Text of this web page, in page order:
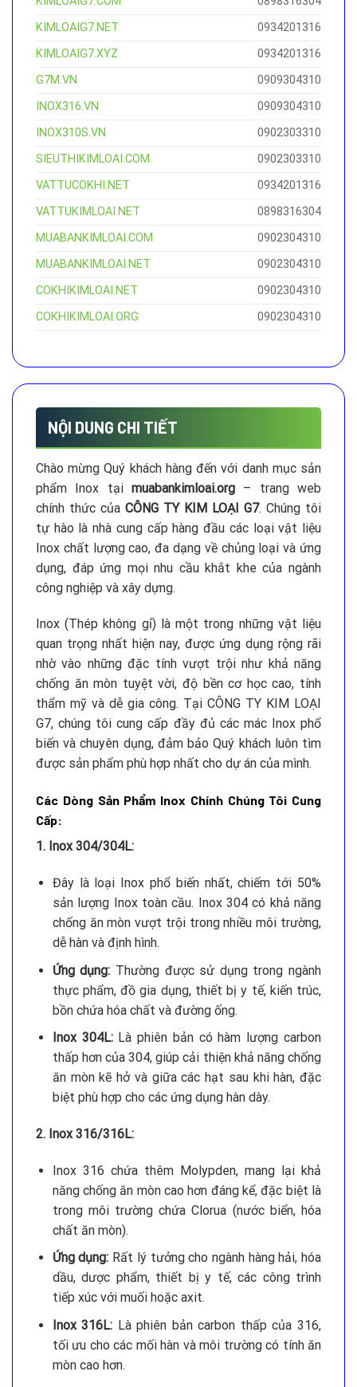
KIMLOAIG7.NET
0934201316
KIMLOAIG7.XYZ
0934201316
G7M.VN
0909304310
INOX316.VN
0909304310
INOX310S.VN
0902303310
SIEUTHIKIMLOAI.COM
0902303310
VATTUCOKHI.NET
0934201316
VATTUKIMLOAI.NET
0898316304
MUABANKIMLOAI.COM
0902304310
MUABANKIMLOAI.NET
0902304310
COKHIKIMLOAI.NET
0902304310
COKHIKIMLOAI.ORG
0902304310
NỘI DUNG CHI TIẾT
Chào mừng Quý khách hàng đến với danh mục sản
phẩm Inox tại muabankimloai.org – trang web
chính thức của CÔNG TY KIM LOẠI G7. Chúng tôi
tự hào là nhà cung cấp hàng đầu các loại vật liệu
Inox chất lượng cao, đa dạng về chủng loại và ứng
dụng, đáp ứng mọi nhu cầu khắt khe của ngành
công nghiệp và xây dựng.
Inox (Thép không gỉ) là một trong những vật liệu
quan trọng nhất hiện nay, được ứng dụng rộng rãi
nhờ vào những đặc tính vượt trội như khả năng
chống ăn mòn tuyệt vời, độ bền cơ học cao, tính
thẩm mỹ và dễ gia công. Tại CÔNG TY KIM LOẠI
G7, chúng tôi cung cấp đầy đủ các mác Inox phổ
biến và chuyên dụng, đảm bảo Quý khách luôn tìm
được sản phẩm phù hợp nhất cho dự án của mình.
Các Dòng Sản Phẩm Inox Chính Chúng Tôi Cung
Cấp:
1. Inox 304/304L:
Đây là loại Inox phổ biến nhất, chiếm tới 50%
sản lượng Inox toàn cầu. Inox 304 có khả năng
chống ăn mòn vượt trội trong nhiều môi trường,
dễ hàn và định hình.
Ứng dụng: Thường được sử dụng trong ngành
thực phẩm, đồ gia dụng, thiết bị y tế, kiến trúc,
bồn chứa hóa chất và đường ống.
Inox 304L:Là phiên bản có hàm lượng carbon
thấp hơn của 304, giúp cải thiện khả năng chống
ăn mòn kẽ hở và giữa các hạt sau khi hàn, đặc
biệt phù hợp cho các ứng dụng hàn dày.
2. Inox 316/316L:
Inox 316 chứa thêm Molypden, mang lại khả
năng chống ăn mòn cao hơn đáng kể, đặc biệt là
trong môi trường chứa Clorua (nước biển, hóa
chất ăn mòn).
Ứng dụng: Rất lý tưởng cho ngành hàng hải, hóa
dầu, dược phẩm, thiết bị y tế, các công trình
tiếp xúc với muối hoặc axit.
Inox 316L: Là phiên bản carbon thấp của 316,
tối ưu cho các mối hàn và môi trường có tính ăn
mòn cao hơn.